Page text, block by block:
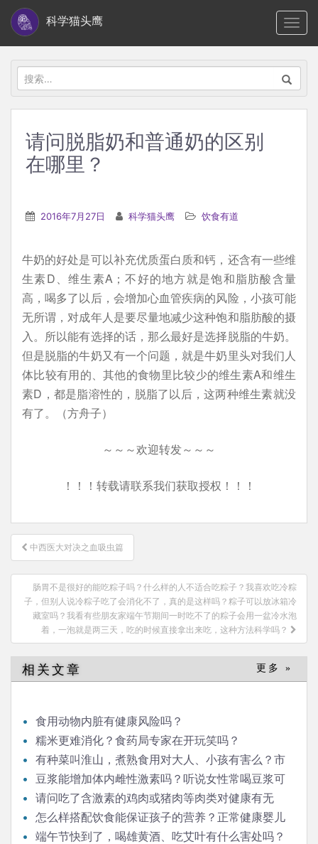
i
科学猫头鹰
搜
索：
请问脱脂奶和普通奶的区别
在哪里？
2016年7月27日 科学猫头鹰 饮食有道
牛奶的好处是可以补充优质蛋白质和钙，还含有一些维
生素D、维生素A；不好的地方就是饱和脂肪酸含量
高，喝多了以后，会增加心血管疾病的风险，小孩可能
无所谓，对成年人是要尽量地减少这种饱和脂肪酸的摄
入。所以能有选择的话，那么最好是选择脱脂的牛奶。
但是脱脂的牛奶又有一个问题，就是牛奶里头对我们人
体比较有用的、其他的食物里比较少的维生素A和维生
素D，都是脂溶性的，脱脂了以后，这两种维生素就没
有了。（方舟子）
～～～欢迎转发～～～
！！！转载请联系我们获取授权！！！
文
章
导
航
中西医大对决之血吸虫篇
肠胃不是很好的能吃粽子吗？什么样的人不适合吃粽子？我喜欢吃冷粽
子，但别人说冷粽子吃了会消化不了，真的是这样吗？粽子可以放冰箱冷
藏室吗？我看有些朋友家端午节期间一时吃不了的粽子会用一盆冷水泡
着，一泡就是两三天，吃的时候直接拿出来吃，这种方法科学吗？
相关文章 更多 »
食用动物内脏有健康风险吗？
糯米更难消化？食药局专家在开玩笑吗？
有种菜叫淮山，煮熟食用对大人、小孩有害么？市
场上有冒充淮山的，那是什么，对人有害么？
豆浆能增加体内雌性激素吗？听说女性常喝豆浆可
以补充雌激素，那男性是否适合经常喝豆浆呢？
请问吃了含激素的鸡肉或猪肉等肉类对健康有无
害？蔬菜或水果呢，比如媒体经常报导的毒豆芽？
怎么样搭配饮食能保证孩子的营养？正常健康婴儿
辅食，一定需要用配方米粉吗？自制米糊米粉再加蔬菜
端午节快到了，喝雄黄酒、吃艾叶有什么害处吗？